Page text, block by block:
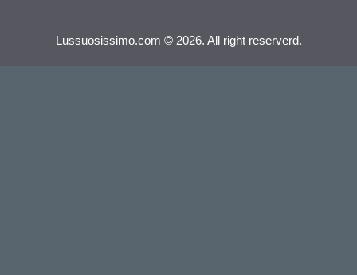
Lussuosissimo.com © 2026. All right reserverd.